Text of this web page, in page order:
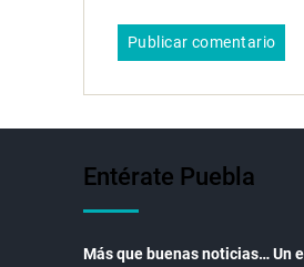
Entérate Puebla
Más que buenas noticias… Un